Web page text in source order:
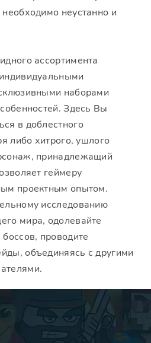
неустанно и
ассортимента
наборами
Здесь Вы
в доблестного
либо хитрого, ушлого
принадлежащий
геймеру
проектным опытом.
исследованию
мира, одолевайте
проводите
объединяясь с другими